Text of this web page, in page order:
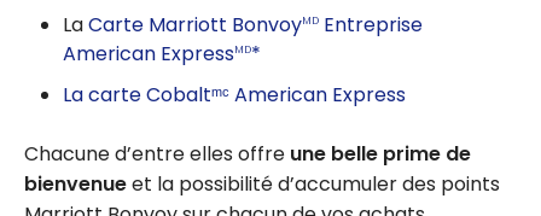
LaCarte Marriott BonvoyMD Entreprise
American ExpressMD*
La carte Cobaltᵐᶜ American Express
Chacune d’entre elles offre une belle prime de
bienvenueet la possibilité d’accumuler des points